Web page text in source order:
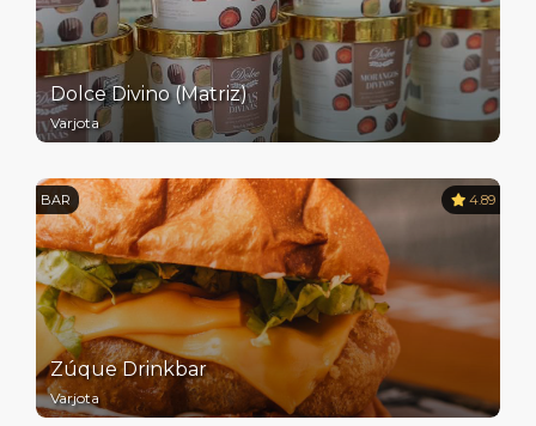
Dolce Divino (Matriz)
Varjota
BAR 4.89
Zúque Drinkbar
Varjota